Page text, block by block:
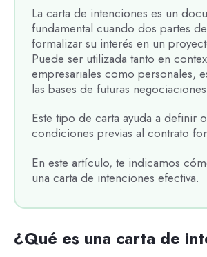
La carta de intenciones es un
fundamental cuando dos partes
formalizar su interés en un
Puede ser utilizada tanto en
empresariales como personales,
las bases de futuras
Este tipo de carta ayuda a definir
condiciones previas al contrato
En este artículo, te indicamos
una carta de intenciones efectiva.
¿Qué es una carta de